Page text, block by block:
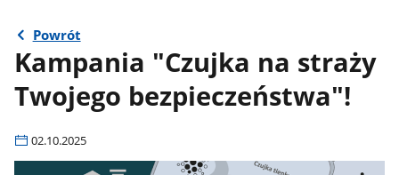
Powrót
Kampania "Czujka na straży
Twojego bezpieczeństwa"!
02.10.2025